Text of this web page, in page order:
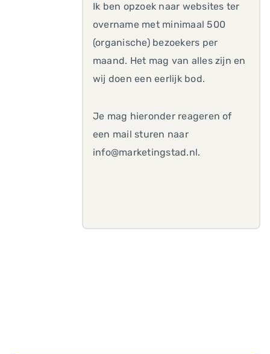
Ik ben opzoek naar websites ter
overname met minimaal 500
(organische) bezoekers per
maand. Het mag van alles zijn en
wij doen een eerlijk bod.
Je mag hieronder reageren of
een mail sturen naar
info@marketingstad.nl.